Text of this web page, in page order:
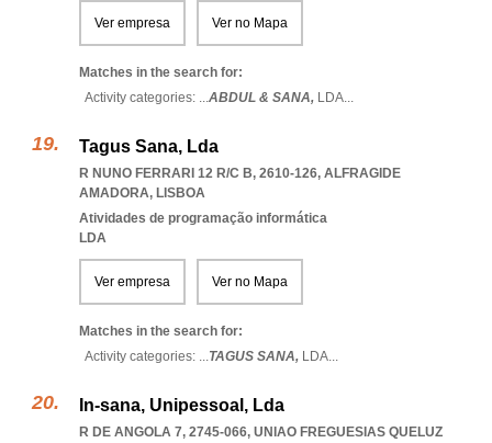
Ver empresa Ver no Mapa
Matches in the search for:
Activity categories: ...ABDUL & SANA, LDA...
Tagus Sana, Lda
R NUNO FERRARI 12 R/C B, 2610-126, ALFRAGIDE
AMADORA, LISBOA
Atividades de programação informática
LDA
Ver empresa Ver no Mapa
Matches in the search for:
Activity categories: ...TAGUS SANA, LDA...
In-sana, Unipessoal, Lda
R DE ANGOLA 7, 2745-066, UNIAO FREGUESIAS QUELUZ